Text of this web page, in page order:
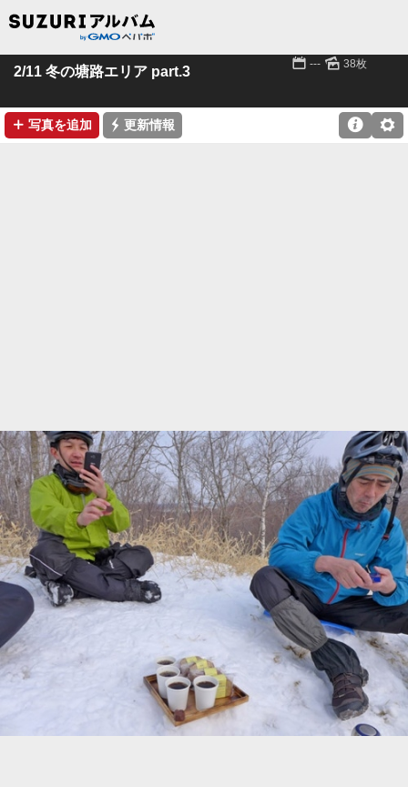
2/11 冬の塘路エリア part.3 📅 --- 🌄 38枚
➕ 写真を追加 ⚡ 更新情報 ⚙
